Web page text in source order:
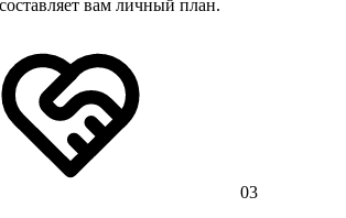
вам личный план.
03